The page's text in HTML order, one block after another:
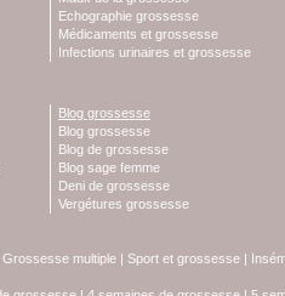
Echographie grossesse
Médicaments et grossesse
Infections urinaires et grossesse
Blog grossesse
Blog grossesse
Blog de grossesse
Blog sage femme
Deni de grossesse
Vergétures grossesse
Grossesse multiple | Sport et grossesse |